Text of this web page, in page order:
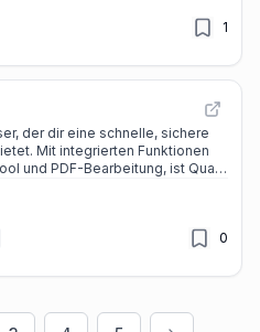
1
der dir eine schnelle, sichere
Mit integrierten Funktionen
und PDF-Bearbeitung, ist Quark
Berufstätige und alle, die ein
suchen.
0